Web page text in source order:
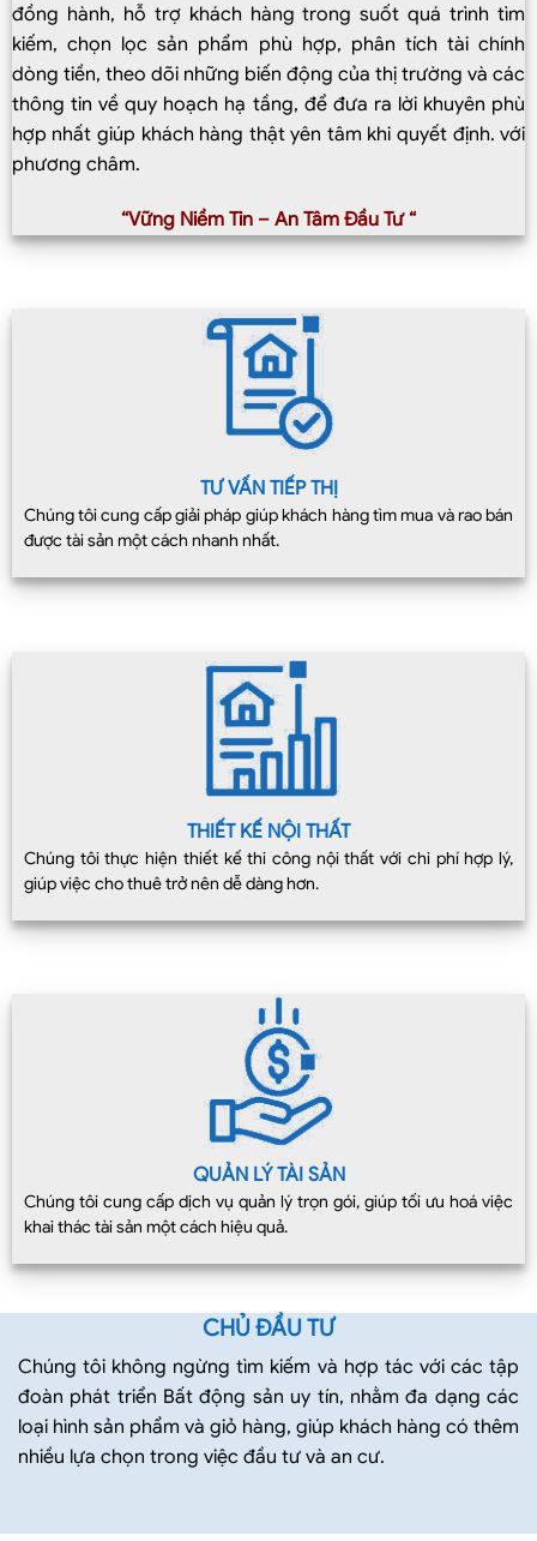
đồng hành, hỗ trợ khách hàng trong suốt quá trình tìm
kiếm, chọn lọc sản phẩm phù hợp, phân tích tài chính
dòng tiền, theo dõi những biến động của thị trường và các
thông tin về quy hoạch hạ tầng, để đưa ra lời khuyên phù
hợp nhất giúp khách hàng thật yên tâm khi quyết định. với
phương châm.
“Vững Niềm Tin – An Tâm Đầu Tư “
TƯ VẤN TIẾP THỊ
Chúng tôi cung cấp giải pháp giúp khách hàng tìm mua và rao bán
được tài sản một cách nhanh nhất.
THIẾT KẾ NỘI THẤT
Chúng tôi thực hiện thiết kế thi công nội thất với chi phí hợp lý,
giúp việc cho thuê trở nên dễ dàng hơn.
QUẢN LÝ TÀI SẢN
Chúng tôi cung cấp dịch vụ quản lý trọn gói, giúp tối ưu hoá việc
khai thác tài sản một cách hiệu quả.
CHỦ ĐẦU TƯ
Chúng tôi không ngừng tìm kiếm và hợp tác với các tập
đoàn phát triển Bất động sản uy tín, nhằm đa dạng các
loại hình sản phẩm và giỏ hàng, giúp khách hàng có thêm
nhiều lựa chọn trong việc đầu tư và an cư.